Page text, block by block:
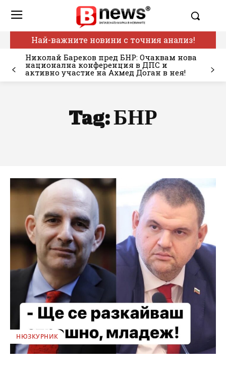
Най-важните новини с точния анализ!
Николай Бареков пред БНР: Очаквам нова
национална конференция в ДПС и
активно участие на Ахмед Доган в нея!
Tag:БНР
НЮЗКУРНИК